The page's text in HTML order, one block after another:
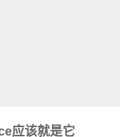
应该就是它